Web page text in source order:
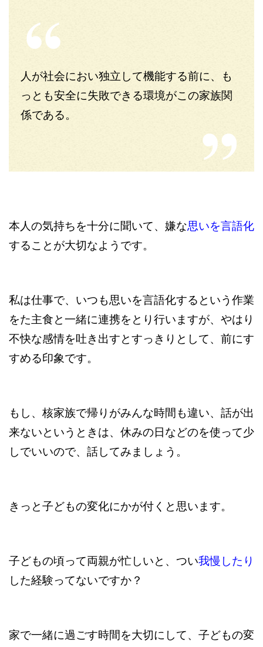
人が社会におい独立して機能する前に、も
っとも安全に失敗できる環境がこの家族関
係である。
本人の気持ちを十分に聞いて、嫌な思いを言語化
することが大切なようです。
私は仕事で、いつも思いを言語化するという作業
をた主食と一緒に連携をとり行いますが、やはり
不快な感情を吐き出すとすっきりとして、前にす
すめる印象です。
もし、核家族で帰りがみんな時間も違い、話が出
来ないというときは、休みの日などのを使って少
しでいいので、話してみましょう。
きっと子どもの変化にかが付くと思います。
子どもの頃って両親が忙しいと、つい我慢したり
した経験ってないですか？
家で一緒に過ごす時間を大切にして、子どもの変